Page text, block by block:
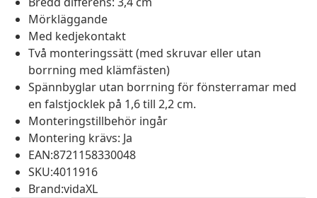
Mörkläggande
Med kedjekontakt
Två monteringssätt (med skruvar eller utan
borrning med klämfästen)
Spännbyglar utan borrning för fönsterramar med
en falstjocklek på 1,6 till 2,2 cm.
Monteringstillbehör ingår
Montering krävs: Ja
EAN:8721158330048
SKU:4011916
Brand:vidaXL